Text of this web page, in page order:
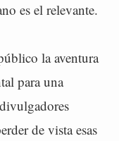
es el relevante.
la aventura
para una
de vista esas